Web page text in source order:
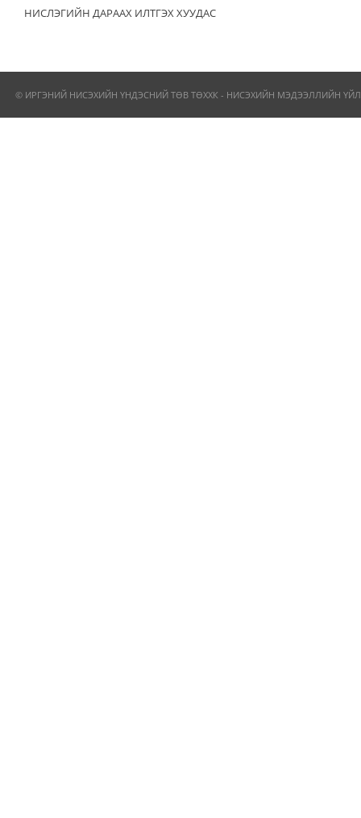
НИСЛЭГИЙН ДАРААХ ИЛТГЭХ ХУУДАС
© ИРГЭНИЙ НИСЭХИЙН ҮНДЭСНИЙ ТӨВ ТӨХХК - НИСЭХИЙН МЭДЭЭЛЛИЙН